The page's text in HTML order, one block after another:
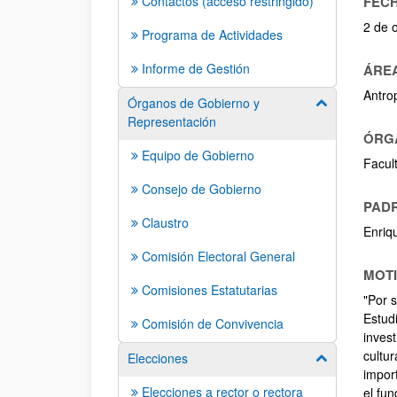
Programa de Actividades
Informe de Gestión
Órganos de Gobierno y
Representación
Mostrar/
Equipo de Gobierno
Consejo de Gobierno
Claustro
Comisión Electoral General
Comisiones Estatutarias
Comisión de Convivencia
Elecciones
Mostrar/
Elecciones a rector o rectora
2 de
"Por
el